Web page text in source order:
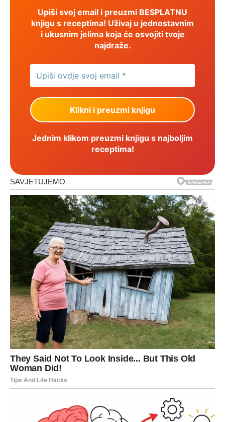
Upiši svoj email i preuzmi BESPLATNU
knjigu s receptima! Uživaj u jednostavnim
i ukusnim jelima koja će osvojiti tvoje
najdraže.
Jednim klikom preuzmi knjigu s najboljim
receptima!